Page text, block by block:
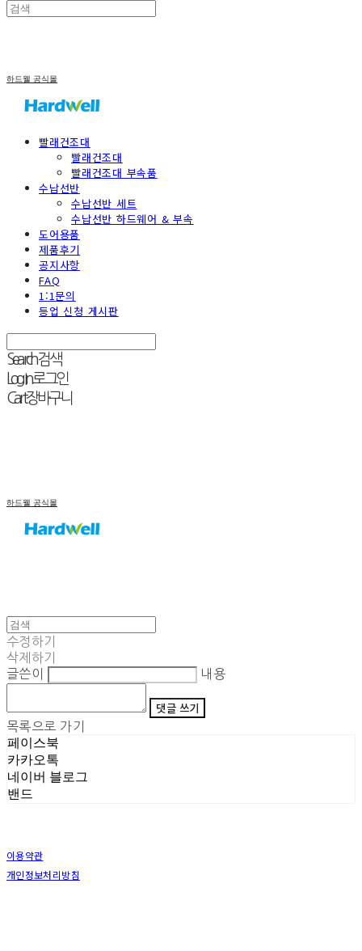
하드웰 공식몰
빨래건조대
빨래건조대
빨래건조대 부속품
수납선반
수납선반 세트
수납선반 하드웨어 & 부속
도어용품
제품후기
공지사항
FAQ
1:1문의
등업 신청 게시판
Search검색
Log In로그인
Cart장바구니
하드웰 공식몰
수정하기
삭제하기
글쓴이
내용
댓글 쓰기
목록으로 가기
페이스북
카카오톡
네이버 블로그
밴드
이용약관
개인정보처리방침